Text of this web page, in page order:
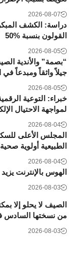
2026-08-07
دراسة: الكشف
القولون بنسبة 50‎%‎
2026-08-05
“بصمة” والأندية
جيلاً واثقاً ومبدعاً في
2026-08-05
خبراء: التوعية
لمواجهة الاحتيال
2026-08-04
المجلس الأعلى
الطبيعية أولوية
2026-08-04
الهوس بالإنترنت يزيد
2026-08-03
الصيف لا يحلو إلا
من نسختها السادس
2026-08-03